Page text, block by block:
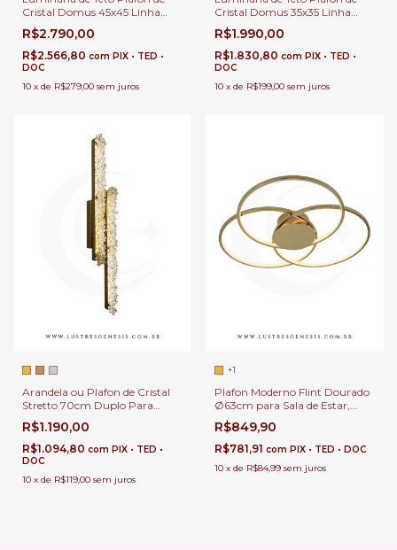
Cristal Domus 45x45 Linha
Dente de Leão Para Sala de
Jantar e Quartos.
R$2.790,00
R$2.566,80 com PIX • TED •
DOC
10 x de R$279,00 sem juros
Cristal Domus 35x35 Linha
Dente de Leão Para Sala de
Jantar e Quartos.
R$1.990,00
R$1.830,80 com PIX • TED •
DOC
10 x de R$199,00 sem juros
Arandela ou Plafon de Cristal
Stretto 70cm Duplo Para
Quarto, Cabeceira de Cama,
Corredor e Escadas
R$1.190,00
R$1.094,80 com PIX • TED •
DOC
10 x de R$119,00 sem juros
+1
Plafon Moderno Flint Dourado
Ø63cm para Sala de Estar,
Quarto e Sala de Jantar
R$849,90
R$781,91 com PIX • TED • DOC
10 x de R$84,99 sem juros